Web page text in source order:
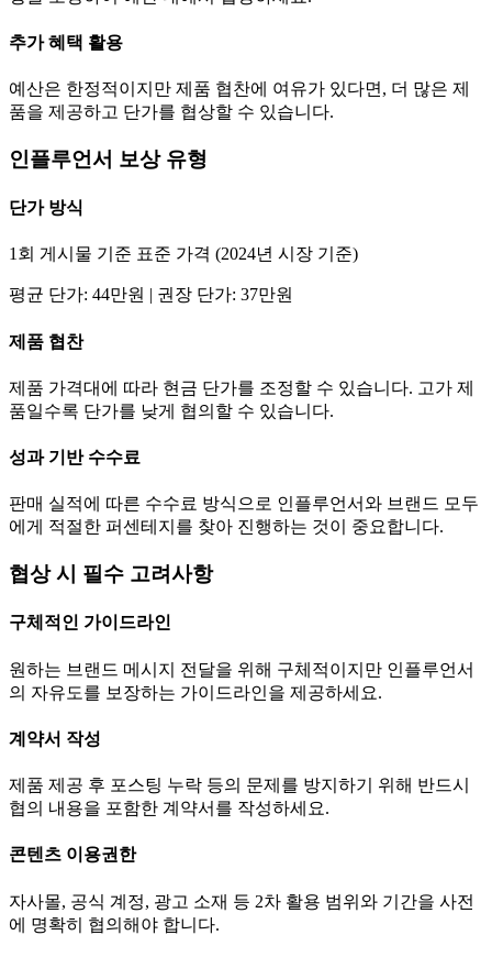
추가 혜택 활용
예산은 한정적이지만 제품 협찬에 여유가 있다면, 더 많은 제
품을 제공하고 단가를 협상할 수 있습니다.
인플루언서 보상 유형
단가방식
1회 게시물 기준 표준 가격 (2024년 시장 기준)
평균 단가: 44만원 | 권장 단가: 37만원
제품 협찬
제품 가격대에 따라 현금 단가를 조정할 수 있습니다. 고가 제
품일수록 단가를 낮게 협의할 수 있습니다.
성과 기반 수수료
판매 실적에 따른 수수료 방식으로 인플루언서와 브랜드 모두
에게 적절한 퍼센테지를 찾아 진행하는 것이 중요합니다.
협상 시 필수 고려사항
구체적인 가이드라인
원하는 브랜드 메시지 전달을 위해 구체적이지만 인플루언서
의 자유도를 보장하는 가이드라인을 제공하세요.
계약서 작성
제품 제공 후 포스팅 누락 등의 문제를 방지하기 위해 반드시
협의 내용을 포함한 계약서를 작성하세요.
콘텐츠 이용권한
자사몰, 공식 계정, 광고 소재 등 2차 활용 범위와 기간을 사전
에 명확히 협의해야 합니다.